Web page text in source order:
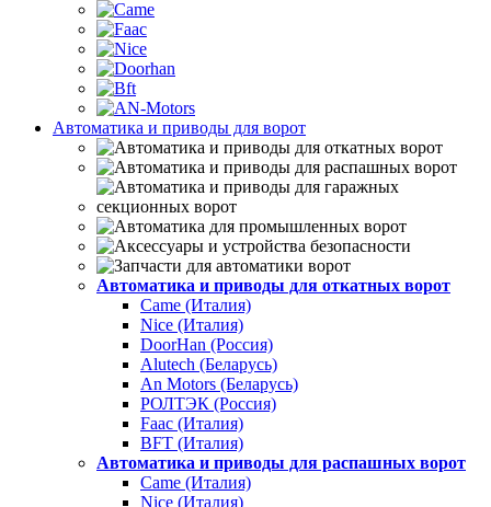
Автоматика и приводы для ворот
Автоматика и приводы для откатных ворот
Came (Италия)
Nice (Италия)
DoorHan (Россия)
Alutech (Беларусь)
An Motors (Беларусь)
РОЛТЭК (Россия)
Faac (Италия)
BFT (Италия)
Автоматика и приводы для распашных ворот
Came (Италия)
Nice (Италия)